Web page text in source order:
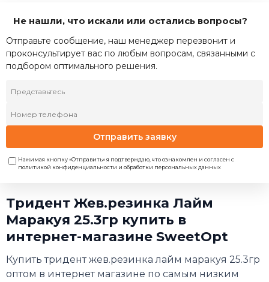
Не нашли, что искали или остались вопросы?
Отправьте сообщение, наш менеджер перезвонит и
проконсультирует вас по любым вопросам, связанными с
подбором оптимального решения.
Отправить заявку
Нажимая кнопку «Отправить» я подтверждаю, что ознакомлен и согласен с
политикой конфиденциальности и обработки персональных данных
Тридент Жев.резинка Лайм
Маракуя 25.3гр купить в
интернет-магазине SweetOpt
Купить тридент жев.резинка лайм маракуя 25.3гр
оптом в интернет магазине по самым низким